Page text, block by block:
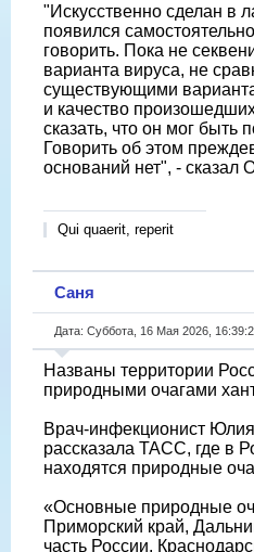
"Искусственно сделан в
появился
говорить. Пока не
варианта вируса, не
существующими
и качество
сказать, что он мог быть
Говорить об этом
оснований нет", - сказал
Qui quaerit, reperit
Саня
Дата: Суббота, 16 Мая 2026,
Названы территории
природными очагами
Врач-инфекционист
рассказала ТАСС, где в
находятся природные
«Основные природные
Приморский край,
часть России,